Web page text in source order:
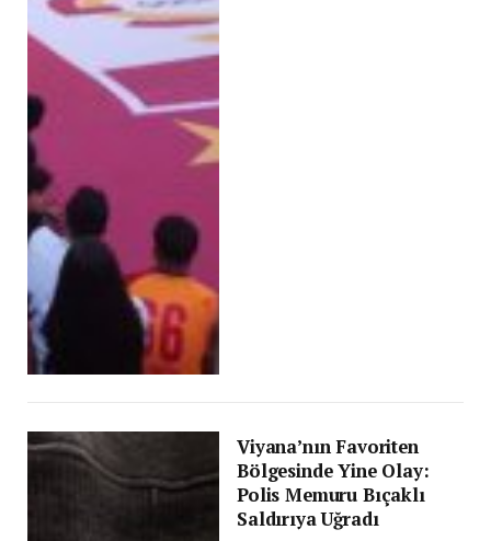
Viyana’nın Favoriten
Bölgesinde Yine Olay:
Polis Memuru Bıçaklı
Saldırıya Uğradı